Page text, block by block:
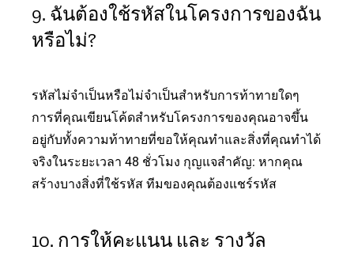
9. ฉันต้องใช้รหัสในโครงการของฉัน
หรือไม่?
รหัสไม่จำเป็นหรือไม่จำเป็นสำหรับการท้าทายใดๆ
การที่คุณเขียนโค้ดสำหรับโครงการของคุณอาจขึ้น
อยู่กับทั้งความท้าทายที่ขอให้คุณทำและสิ่งที่คุณทำได้
จริงในระยะเวลา 48 ชั่วโมง กุญแจสำคัญ: หากคุณ
สร้างบางสิ่งที่ใช้รหัส ทีมของคุณต้องแชร์รหัส
10. การให้คะแนน และ รางวัล